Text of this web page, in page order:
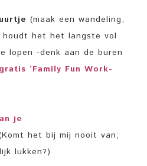
(maak een wandeling,
het het langste vol
lopen -denk aan de buren
gratis ‘Family Fun Work-
je
het bij mij nooit van;
lukken?)